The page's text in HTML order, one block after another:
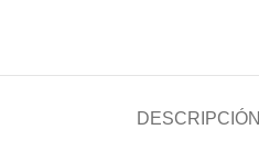
DESCRIPCIÓN